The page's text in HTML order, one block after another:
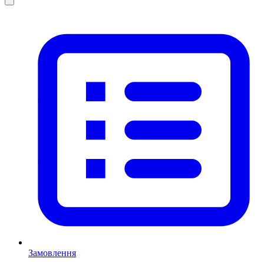
Замовлення